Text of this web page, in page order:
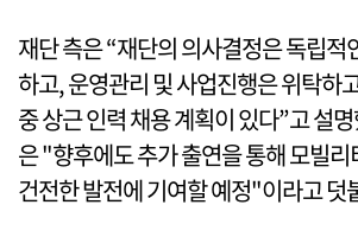
재단 측은 “재단의 의사결정은 독립적
하고, 운영관리 및 사업진행은 위탁하
중 상근 인력 채용 계획이 있다”고 설
은 "향후에도 추가 출연을 통해 모빌
건전한 발전에 기여할 예정"이라고 덧